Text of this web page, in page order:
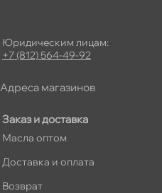
Заказ и доставка
Масла оптом
Доставка и оплата
озврат
Юридическим лицам:
+7 (812) 564-49-92
Адреса магазино